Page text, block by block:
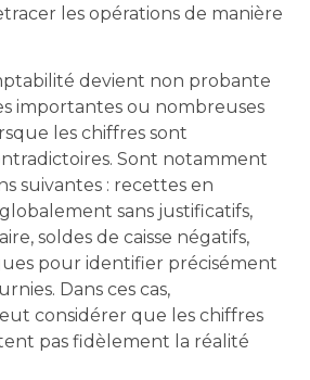
les opérations de manière
devient non probante
importantes ou nombreuses
les chiffres sont
Sont notamment
suivantes : recettes en
sans justificatifs,
soldes de caisse négatifs,
pour identifier précisément
Dans ces cas,
considérer que les chiffres
pas fidèlement la réalité